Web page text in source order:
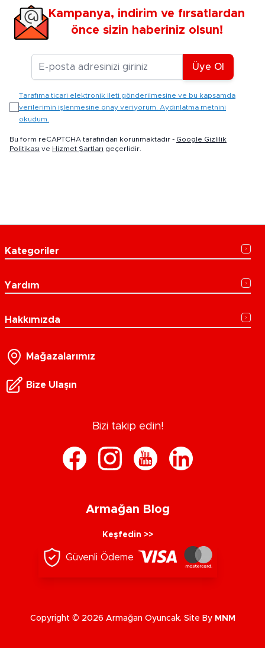
Kampanya, indirim ve fırsatlardan
önce sizin haberiniz olsun!
E-posta Adresiniz
Üye Ol
Tarafıma ticari elektronik ileti gönderilmesine ve bu kapsamda
verilerimin işlenmesine onay veriyorum. Aydınlatma metnini
okudum.
Bu form reCAPTCHA tarafından korunmaktadır - Google Gizlilik
Politikası ve Hizmet Şartları geçerlidir.
Kategoriler
Yardım
Hakkımızda
Mağazalarımız
Bize Ulaşın
Bizi takip edin!
Armağan Blog
Keşfedin >>
Güvenli Ödeme
Copyright © 2026 Armağan Oyuncak. Site By MNM